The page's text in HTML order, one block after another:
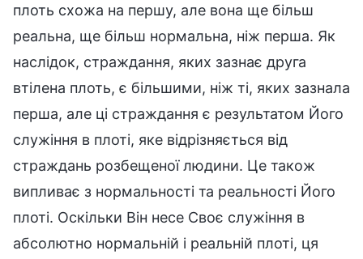
плоть схожа на першу, але вона ще більш
реальна, ще більш нормальна, ніж перша. Як
наслідок, страждання, яких зазнає друга
втілена плоть, є більшими, ніж ті, яких зазнала
перша, але ці страждання є результатом Його
служіння в плоті, яке відрізняється від
страждань розбещеної людини. Це також
випливає з нормальності та реальності Його
плоті. Оскільки Він несе Своє служіння в
абсолютно нормальній і реальній плоті, ця